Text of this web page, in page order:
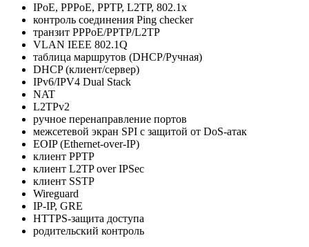
IPoE, PPPoE, PPTP, L2TP, 802.1x
контроль соединения Ping checker
транзит PPPoE/PPTP/L2TP
VLAN IEEE 802.1Q
таблица маршрутов (DHCP/Ручная)
DHCP (клиент/сервер)
IPv6/IPV4 Dual Stack
NAT
L2TPv2
ручное перенаправление портов
межсетевой экран SPI с защитой от DoS-атак
EOIP (Ethernet-over-IP)
клиент PPTP
клиент L2TP over IPSec
клиент SSTP
Wireguard
IP-IP, GRE
HTTPS-защита доступа
родительский контроль